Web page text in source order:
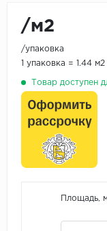
/м2
/упаковка
1 упаковка = 1.44 м2
Товар доступен
Площадь,